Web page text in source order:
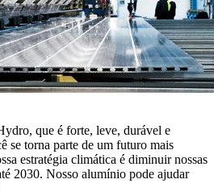
que é forte, leve, durável e
se torna parte de um futuro mais
estratégia climática é diminuir nossas
2030. Nosso alumínio pode ajudar